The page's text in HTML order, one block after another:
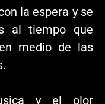
la espera y se
al tiempo que
medio de las
y el olor